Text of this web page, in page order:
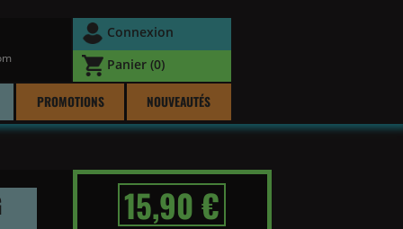
Connexion
Panier (0)
PROMOTIONS NOUVEAUTÉS
15,90 €